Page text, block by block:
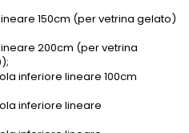
150cm (per vetrina gelato)
200cm (per vetrina
inferiore lineare 100cm
inferiore lineare